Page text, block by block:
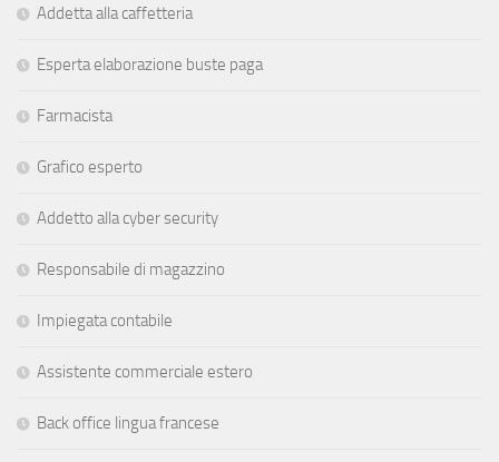
Addetta alla caffetteria
Esperta elaborazione buste paga
Farmacista
Grafico esperto
Addetto alla cyber security
Responsabile di magazzino
Impiegata contabile
Assistente commerciale estero
Back office lingua francese